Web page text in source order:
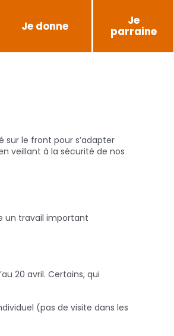
Je donne Je
parraine
sur le front pour s’adapter
veillant à la sécurité de nos
un travail important
20 avril. Certains, qui
(pas de visite dans les